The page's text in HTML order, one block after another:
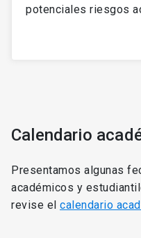
potenciales riesgos
Calendario
Presentamos algunas
académicos y
revise el calendario